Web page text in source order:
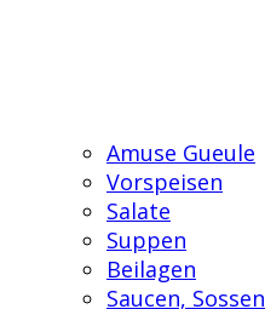
Amuse Gueule
Vorspeisen
Salate
Suppen
Beilagen
Saucen, Sossen